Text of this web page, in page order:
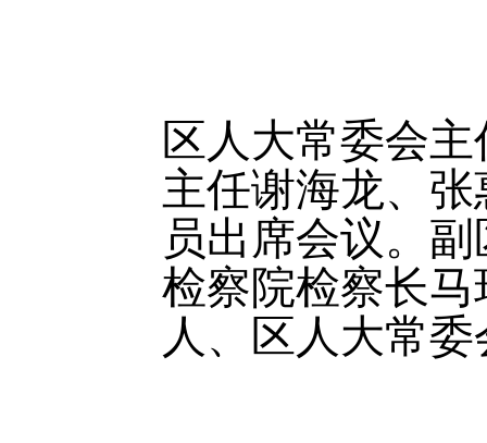
区人大常委会
主任谢海龙、
员出席会议。
检察院检察长
人、区人大常